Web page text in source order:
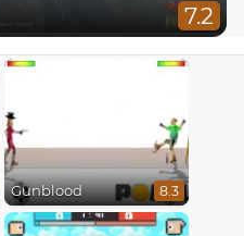
7.2
Gunblood 8.3